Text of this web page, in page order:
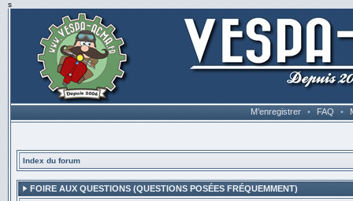
s
M’enregistrer • FAQ •
Index du forum
FOIRE AUX QUESTIONS (QUESTIONS POSÉES FRÉQUEMMENT)